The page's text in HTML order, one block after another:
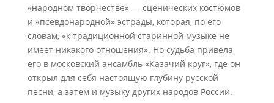
«народном творчестве» — сценических костюмов
и «псевдонародной» эстрады, которая, по его
словам, «к традиционной старинной музыке не
имеет никакого отношения». Но судьба привела
его в московский ансамбль «Казачий круг», где он
открыл для себя настоящую глубину русской
песни, а затем и музыку других народов России.